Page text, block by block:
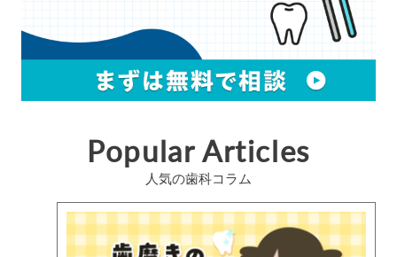
Popular Articles
人気の歯科コラム